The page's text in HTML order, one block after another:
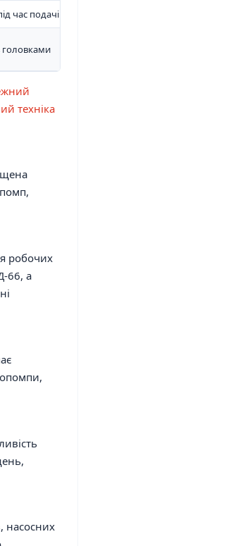
час подачі води
головками
техніка
робочих
66, а
насосних